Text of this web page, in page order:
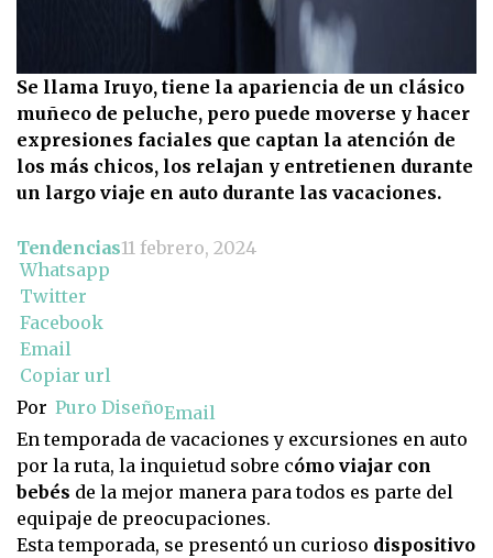
Se llama Iruyo, tiene la apariencia de un clásico
muñeco de peluche, pero puede moverse y hacer
expresiones faciales que captan la atención de
los más chicos, los relajan y entretienen durante
un largo viaje en auto durante las vacaciones.
Tendencias11 febrero, 2024
Whatsapp
Twitter
Facebook
Email
Copiar url
Por Puro DiseñoEmail
En temporada de vacaciones y excursiones en auto
por la ruta, la inquietud sobre cómo viajar con
bebés de la mejor manera para todos es parte del
equipaje de preocupaciones.
Esta temporada, se presentó un curioso dispositivo